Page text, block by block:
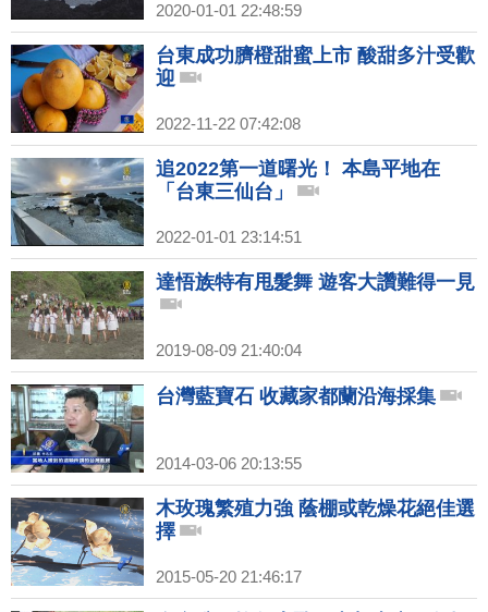
2020-01-01 22:48:59
台東成功臍橙甜蜜上市 酸甜多汁受歡
迎
2022-11-22 07:42:08
追2022第一道曙光！ 本島平地在
「台東三仙台」
2022-01-01 23:14:51
達悟族特有甩髮舞 遊客大讚難得一見
2019-08-09 21:40:04
台灣藍寶石 收藏家都蘭沿海採集
2014-03-06 20:13:55
木玫瑰繁殖力強 蔭棚或乾燥花絕佳選
擇
2015-05-20 21:46:17